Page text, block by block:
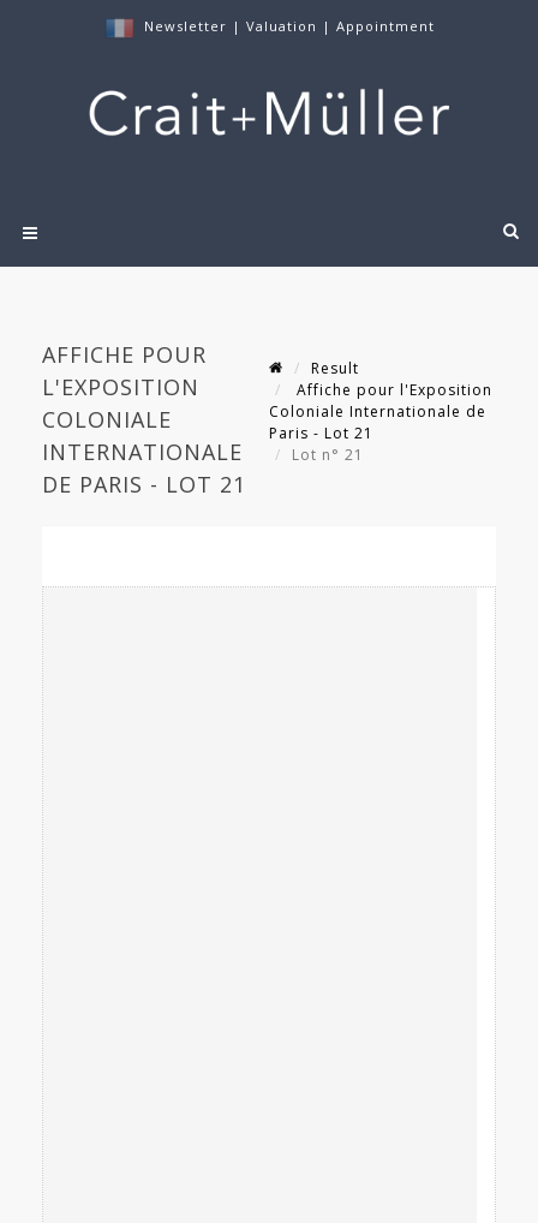
Newsletter | Valuation | Appointment
AFFICHE POUR
L'EXPOSITION
COLONIALE
INTERNATIONALE
DE PARIS - LOT 21
Result
Affiche pour l'Exposition
Coloniale Internationale de
Paris - Lot 21
Lot n° 21